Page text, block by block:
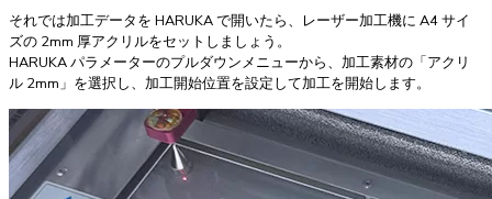
それでは加工データを HARUKA で開いたら、レーザー加工機に A4 サイ
ズの 2mm 厚アクリルをセットしましょう。
HARUKA パラメーターのプルダウンメニューから、加工素材の「アクリ
ル 2mm」を選択し、加工開始位置を設定して加工を開始します。